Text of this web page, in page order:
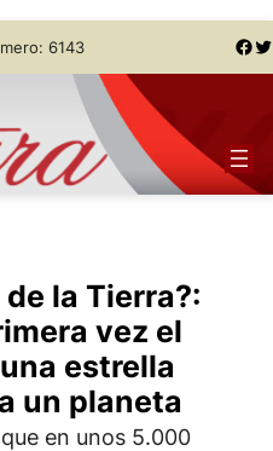
6143 Facebook Twitter
la Tierra?:
vez el
estrella
un planeta
en unos 5.000